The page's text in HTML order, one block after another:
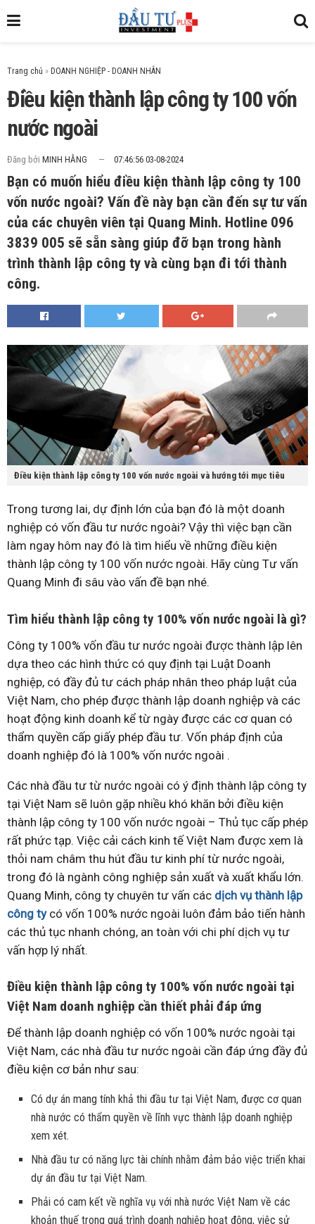
Trang chủ »
Điều kiện thành lập công ty 100 vốn
nước ngoài
Đăng bởi MINH HẰNG 07:46:56 03-08-2024
Bạn có muốn hiểu điều kiện thành lập công ty 100
vốn nước ngoài? Vấn đề này bạn cần đến sự tư vấn
của các chuyên viên tại Quang Minh. Hotline 096
3839 005 sẽ sẵn sàng giúp đỡ bạn trong hành
trình thành lập công ty và cùng bạn đi tới thành
công.
Điều kiện thành lập công ty 100 vốn nước ngoài và hướng tới mục tiêu
Trong tương lai, dự định lớn của bạn đó là một doanh
nghiệp có vốn đầu tư nước ngoài? Vậy thì việc bạn cần
làm ngay hôm nay đó là tìm hiểu về những điều kiện
thành lập công ty 100 vốn nước ngoài. Hãy cùng Tư vấn
Quang Minh đi sâu vào vấn đề bạn nhé.
Tìm hiểu thành lập công ty 100% vốn nước ngoài là gì?
Công ty 100% vốn đầu tư nước ngoài được thành lập lên
dựa theo các hình thức có quy định tại Luật Doanh
nghiệp, có đầy đủ tư cách pháp nhân theo pháp luật của
Việt Nam, cho phép được thành lập doanh nghiệp và các
hoạt động kinh doanh kể từ ngày được các cơ quan có
thẩm quyền cấp giấy phép đầu tư. Vốn pháp định của
doanh nghiệp đó là 100% vốn nước ngoài .
Các nhà đầu tư từ nước ngoài có ý định thành lập công ty
tại Việt Nam sẽ luôn gặp nhiều khó khăn bởi điều kiện
thành lập công ty 100 vốn nước ngoài – Thủ tục cấp phép
rất phức tạp. Việc cải cách kinh tế Việt Nam được xem là
thỏi nam châm thu hút đầu tư kinh phí từ nước ngoài,
trong đó là ngành công nghiệp sản xuất và xuất khẩu lớn.
Quang Minh, công ty chuyên tư vấn các dịch vụ thành lập
công tycó vốn 100% nước ngoài luôn đảm bảo tiến hành
các thủ tục nhanh chóng, an toàn với chi phí dịch vụ tư
vấn hợp lý nhất.
Điều kiện thành lập công ty 100% vốn nước ngoài tại
Việt Nam doanh nghiệp cần thiết phải đáp ứng
Để thành lập doanh nghiệp có vốn 100% nước ngoài tại
Việt Nam, các nhà đầu tư nước ngoài cần đáp ứng đầy đủ
điều kiện cơ bản như sau:
Có dự án mang tính khả thi đầu tư tại Việt Nam, được cơ quan
nhà nước có thẩm quyền về lĩnh vực thành lập doanh nghiệp
xem xét.
Nhà đầu tư có năng lực tài chính nhằm đảm bảo việc triển khai
dự án đầu tư tại Việt Nam.
Phải có cam kết về nghĩa vụ với nhà nước Việt Nam về các
khoản thuế trong quá trình doanh nghiệp hoạt động, việc sử